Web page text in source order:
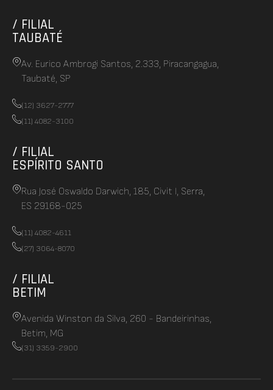
/ FILIAL
TAUBATÉ
Av. Eurico Ambrogi Santos, 2.333, Piracangagua,
Taubaté, SP
(12) 3627-2777
(11) 4082-3100
/ FILIAL
ESPÍRITO SANTO
Rua José Oswaldo Darwich, 185, Civit I, Serra,
ES 29168-025
(11) 4082-4611
(27) 3064-8070
/ FILIAL
BETIM
Avenida Winston da Silva, 260 - Bandeirinhas,
Betim, MG
(31) 3359-2900